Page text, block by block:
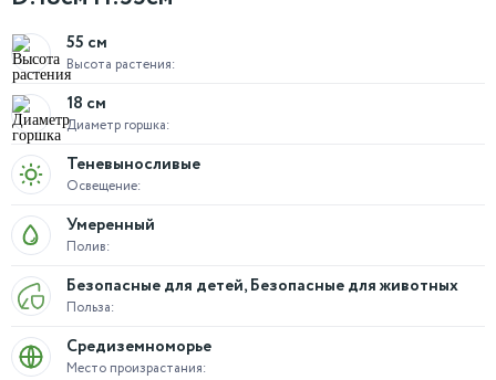
Высота растения:
55 см
Диаметр горшка:
18 см
Освещение:
Теневыносливые
Полив:
Умеренный
Польза:
Безопасные для детей, Безопасные для животных
Место произрастания:
Средиземноморье